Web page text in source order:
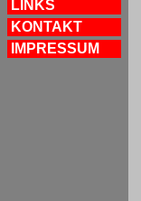
LINKS
KONTAKT
IMPRESSUM